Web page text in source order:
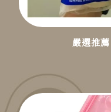
嚴選推